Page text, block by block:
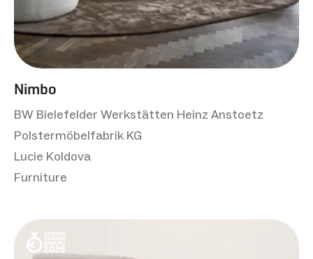
Nimbo
BW Bielefelder Werkstätten Heinz Anstoetz
Polstermöbelfabrik KG
Lucie Koldova
Furniture